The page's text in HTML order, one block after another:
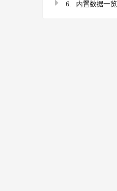
6. 内置数据一览